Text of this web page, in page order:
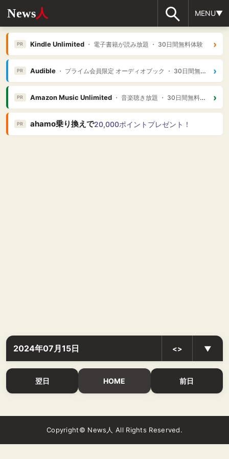
News人 MENU▼
PR Kindle Unlimited・ 電子書籍が読み放題 ・ 30日間無料体験 ›
PR Audible・ プライム会員限定 オーディオブック ・ 30日間無料体験 ›
PR Amazon Music Unlimited・ 音楽聴き放題 ・ 30日間無料体験 ›
PR ahamo乗り換えで20,000ポイントプレゼント！
2024年07月15日 <> ▼
翌日 HOME 前日
Copyright© News人 All Rights Reserved.